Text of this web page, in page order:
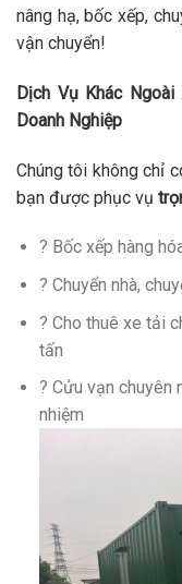
nâng hạ, bốc xếp,
vận chuyển!
Dịch Vụ Khác
Doanh Nghiệp
Chúng tôi không chỉ
bạn được phục vụ
? Bốc xếp hàng
? Chuyển nhà,
? Cho thuê xe tải
tấn
? Cửu vạn chuyên
nhiệm